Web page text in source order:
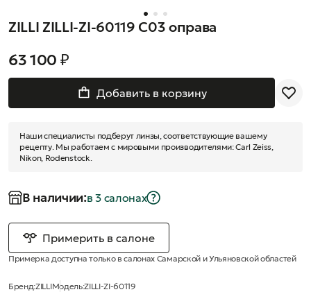
ZILLI ZILLI-ZI-60119 C03 оправа
63 100 ₽
Добавить в корзину
Наши специалисты подберут линзы, соответствующие вашему
рецепту. Мы работаем с мировыми производителями: Carl Zeiss,
Nikon, Rodenstock.
В наличии:в 3 салонах
Примерить в салоне
Примерка доступна только в салонах Самарской и Ульяновской областей
Бренд:ZILLIМодель:ZILLI-ZI-60119